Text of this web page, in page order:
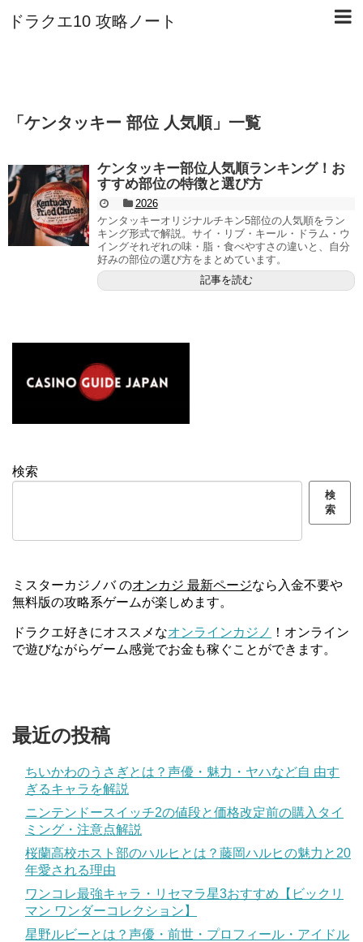
ドラクエ10 攻略ノート
「 ケンタッキー 部位 人気順」 一覧
ケンタッキー部位人気順ランキング！お
すすめ部位の特徴と選び方
2026
ケンタッキーオリジナルチキン5部位の人気順をラン
キング形式で解説。サイ・リブ・キール・ドラム・ウ
イングそれぞれの味・脂・食べやすさの違いと、自分
好みの部位の選び方をまとめています。
記事を読む
検索
検
索
ミスターカジノバ のオンカジ 最新ページなら入金不要や
無料版の攻略系ゲームが楽しめます。
ドラクエ好きにオススメなオンラインカジノ ！オンライン
で遊びながらゲーム感覚でお金も稼ぐことができます。
最近の投稿
ちいかわのうさぎとは？声優・魅力・ヤハなど自 由す
ぎるキャラを解説
ニンテンドースイッチ2の値段と価格改定前の購入タイ
ミング・注意点解説
桜蘭高校ホスト部のハルヒとは？藤岡ハルヒの魅力と20
年愛される理由
ワンコレ最強キャラ・リセマラ星3おすすめ【ビックリ
マン ワンダーコレクション】
星野ルビーとは？声優・前世・プロフィール・アイドル